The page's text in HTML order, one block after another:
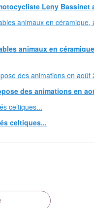
Leny Bassinet
animaux en
des animations en
celtiques...